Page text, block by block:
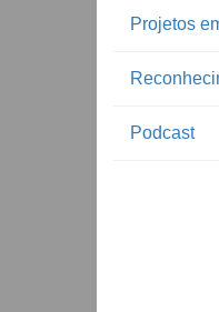
Projetos
Podcast